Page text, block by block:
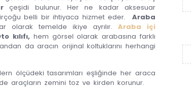
çeşidi bulunur. Her ne kadar aksesuar
belli bir ihtiyaca hizmet eder. Araba
olarak temelde ikiye ayrılır. Araba içi
kılıfı, hem görsel olarak arabasına farklı
da aracın orijinal koltuklarını herhangi
ölçüdeki tasarımları eşliğinde her araca
araçların zemini toz ve kirden korunur.